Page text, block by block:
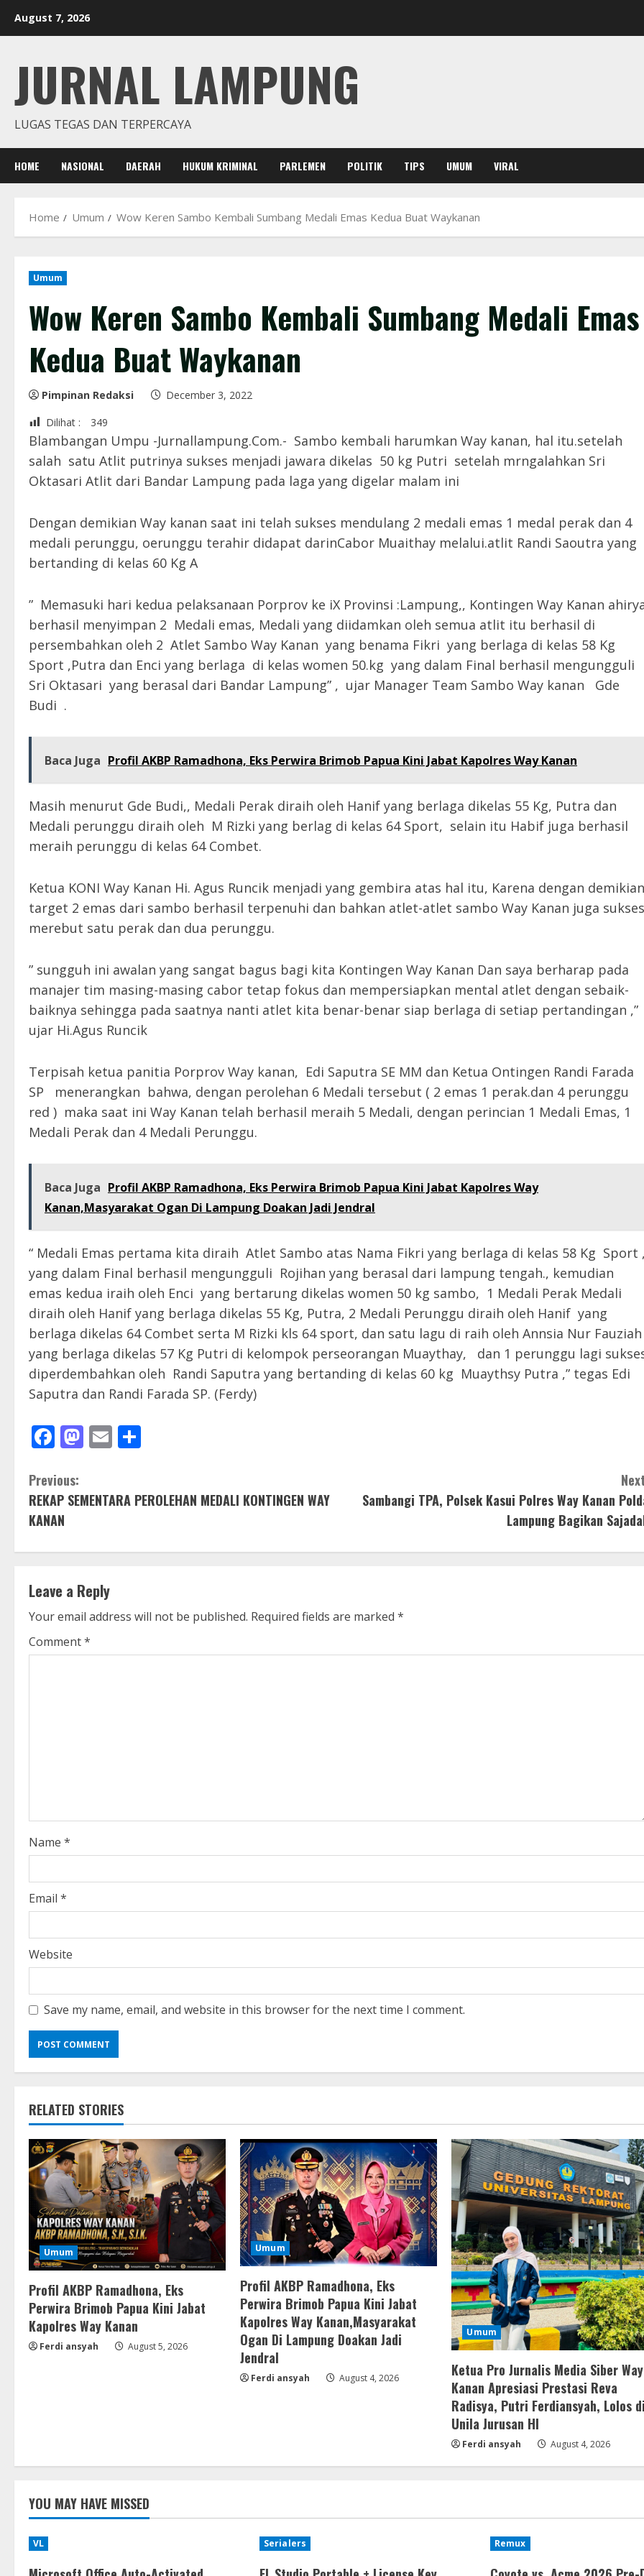
August 7, 2026
JURNAL LAMPUNG
LUGAS TEGAS DAN TERPERCAYA
HOME NASIONAL DAERAH HUKUM KRIMINAL PARLEMEN POLITIK TIPS UMUM VIRAL
Home Umum Wow Keren Sambo Kembali Sumbang Medali Emas Kedua Buat Waykanan
Umum
Wow Keren Sambo Kembali Sumbang Medali Emas
Kedua Buat Waykanan
Pimpinan Redaksi
December 3, 2022
Dilihat :
349
Blambangan Umpu -Jurnallampung.Com.- Sambo kembali harumkan Way kanan, hal itu.setelah
salah satu Atlit putrinya sukses menjadi jawara dikelas 50 kg Putri setelah mrngalahkan Sri
Oktasari Atlit dari Bandar Lampung pada laga yang digelar malam ini
Dengan demikian Way kanan saat ini telah sukses mendulang 2 medali emas 1 medal perak dan 4
medali perunggu, oerunggu terahir didapat darinCabor Muaithay melalui.atlit Randi Saoutra yang
bertanding di kelas 60 Kg A
” Memasuki hari kedua pelaksanaan Porprov ke iX Provinsi :Lampung,, Kontingen Way Kanan
berhasil menyimpan 2 Medali emas, Medali yang diidamkan oleh semua atlit itu berhasil di
persembahkan oleh 2 Atlet Sambo Way Kanan yang benama Fikri yang berlaga di kelas 58 Kg
Sport ,Putra dan Enci yang berlaga di kelas women 50.kg yang dalam Final berhasil mengungguli
Sri Oktasari yang berasal dari Bandar Lampung” , ujar Manager Team Sambo Way kanan Gde
Budi .
Baca Juga Profil AKBP Ramadhona, Eks Perwira Brimob Papua Kini Jabat Kapolres Way Kanan
Masih menurut Gde Budi,, Medali Perak diraih oleh Hanif yang berlaga dikelas 55 Kg, Putra dan
Medali perunggu diraih oleh M Rizki yang berlag di kelas 64 Sport, selain itu Habif juga berhasil
meraih perunggu di kelas 64 Combet.
Ketua KONI Way Kanan Hi. Agus Runcik menjadi yang gembira atas hal itu, Karena dengan demikian
target 2 emas dari sambo berhasil terpenuhi dan bahkan atlet-atlet sambo Way Kanan juga sukses
merebut satu perak dan dua perunggu.
” sungguh ini awalan yang sangat bagus bagi kita Kontingen Way Kanan Dan saya berharap pada
manajer tim masing-masing cabor tetap fokus dan mempersiapkan mental atlet dengan sebaik-
baiknya sehingga pada saatnya nanti atlet kita benar-benar siap berlaga di setiap pertandingan ,”
ujar Hi.Agus Runcik
Terpisah ketua panitia Porprov Way kanan, Edi Saputra SE MM dan Ketua Ontingen Randi Farada
SP menerangkan bahwa, dengan perolehan 6 Medali tersebut ( 2 emas 1 perak.dan 4 perunggu
red ) maka saat ini Way Kanan telah berhasil meraih 5 Medali, dengan perincian 1 Medali Emas, 1
Medali Perak dan 4 Medali Perunggu.
Baca Juga Profil AKBP Ramadhona, Eks Perwira Brimob Papua Kini Jabat Kapolres Way
Kanan,Masyarakat Ogan Di Lampung Doakan Jadi Jendral
“ Medali Emas pertama kita diraih Atlet Sambo atas Nama Fikri yang berlaga di kelas 58 Kg Sport ,
yang dalam Final berhasil mengungguli Rojihan yang berasal dari lampung tengah., kemudian
emas kedua iraih oleh Enci yang bertarung dikelas women 50 kg sambo, 1 Medali Perak Medali
diraih oleh Hanif yang berlaga dikelas 55 Kg, Putra, 2 Medali Perunggu diraih oleh Hanif yang
berlaga dikelas 64 Combet serta M Rizki kls 64 sport, dan satu lagu di raih oleh Annsia Nur Fauziah
yang berlaga dikelas 57 Kg Putri di kelompok perseorangan Muaythay, dan 1 perunggu lagi
diperdembahkan oleh Randi Saputra yang bertanding di kelas 60 kg Muaythsy Putra ,” tegas Edi
Saputra dan Randi Farada SP. (Ferdy)
Facebook
Mastodon
Email
C
o
n
i
n
u
d
i
n
g
Previous:
REKAP SEMENTARA PEROLEHAN MEDALI KONTINGEN WAY
KANAN
Sambangi TPA, Polsek Kasui Polres Way Kanan
Lampung Bagikan
Leave a Reply
Your email address will not be published. Required fields are marked *
Comment*
Name *
Email *
Website
Save my name, email, and website in this browser for the next time I comment.
RELATED STORIES
Umum
Profil AKBP Ramadhona, Eks
Perwira Brimob Papua Kini Jabat
Kapolres Way Kanan
Ferdi ansyah August 5, 2026
Umum
Profil AKBP Ramadhona, Eks
Perwira Brimob Papua Kini Jabat
Kapolres Way Kanan,Masyarakat
Ogan Di Lampung Doakan Jadi
Jendral
Ferdi ansyah August 4, 2026
Umum
Ketua Pro Jurnalis Media Siber Way
Kanan Apresiasi Prestasi Reva
Radisya, Putri Ferdiansyah, Lolos di
Unila Jurusan HI
Ferdi ansyah August 4, 2026
YOU MAY HAVE MISSED
VL Serialers Remux